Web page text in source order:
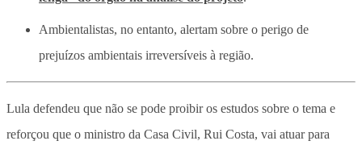
Ambientalistas, no entanto, alertam sobre o perigo de
prejuízos ambientais irreversíveis à região.
Lula defendeu que não se pode proibir os estudos sobre o tema e
reforçou que o ministro da Casa Civil, Rui Costa, vai atuar para